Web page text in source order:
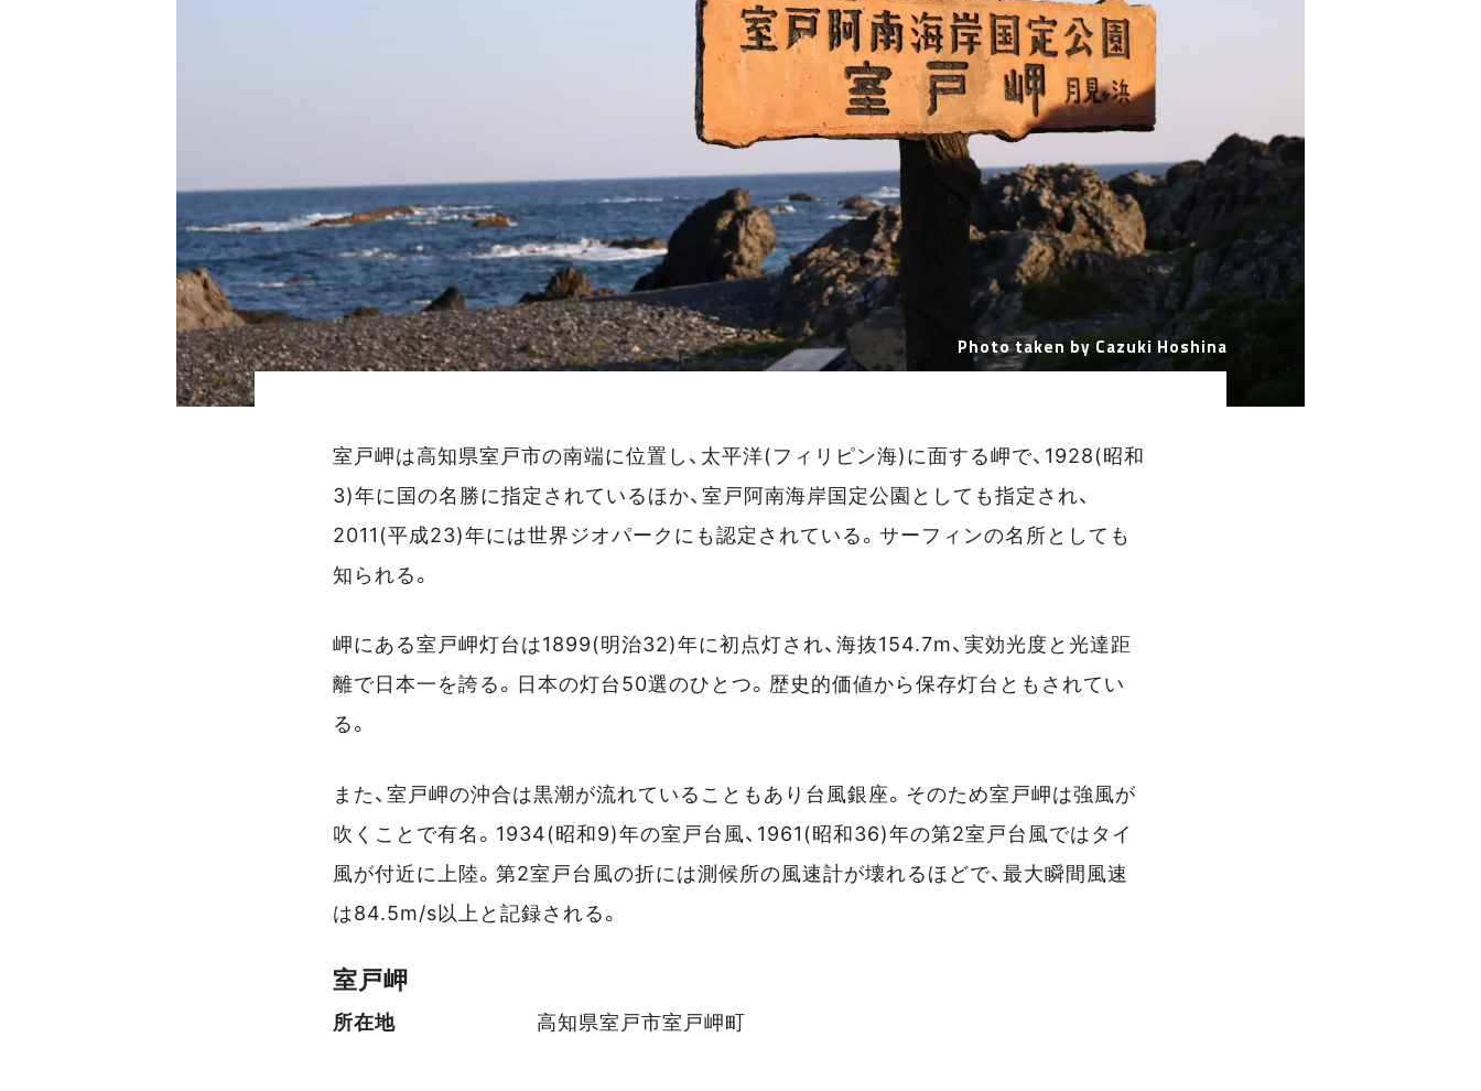
Photo taken by Cazuki Hoshina
室戸岬は高知県室戸市の南端に位置し、太平洋(フィリピン海)に面する岬で、1928(昭和
3)年に国の名勝に指定されているほか、室戸阿南海岸国定公園としても指定され、
2011(平成23)年には世界ジオパークにも認定されている。サーフィンの名所としても
知られる。
岬にある室戸岬灯台は1899(明治32)年に初点灯され、海抜154.7m、実効光度と光達距
離で日本一を誇る。日本の灯台50選のひとつ。歴史的価値から保存灯台ともされてい
る。
また、室戸岬の沖合は黒潮が流れていることもあり台風銀座。そのため室戸岬は強風が
吹くことで有名。1934(昭和9)年の室戸台風、1961(昭和36)年の第2室戸台風ではタイ
風が付近に上陸。第2室戸台風の折には測候所の風速計が壊れるほどで、最大瞬間風速
は84.5m/s以上と記録される。
スポットデータ
室戸岬
所在地 高知県室戸市室戸岬町